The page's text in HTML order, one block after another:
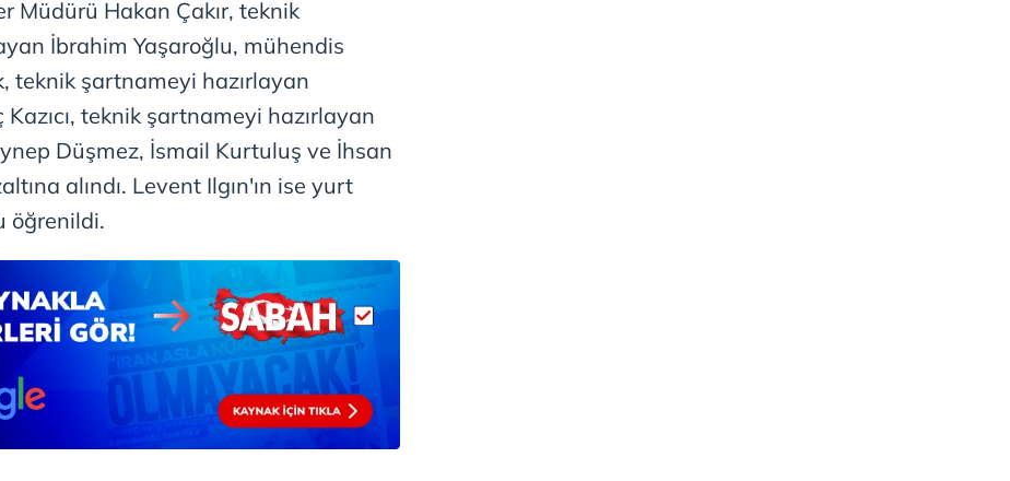
çerezlerle ilgili bilgi almak için lütfen
Müdürü Hakan Çakır, teknik
İbrahim Yaşaroğlu, mühendis
teknik şartnameyi hazırlayan
teknik şartnameyi hazırlayan
Düşmez, İsmail Kurtuluş ve İhsan
alındı. Levent Ilgın'ın ise yurt
öğrenildi.